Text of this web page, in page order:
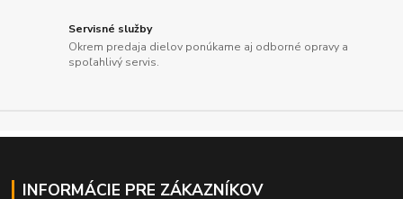
Servisné služby
Okrem predaja dielov ponúkame aj odborné opravy a
spoľahlivý servis.
INFORMÁCIE PRE ZÁKAZNÍKOV